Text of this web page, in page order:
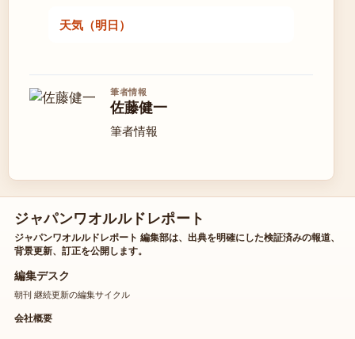
天気（明日）
筆者情報
佐藤健一
筆者情報
ジャパンワオルルドレポート
ジャパンワオルルドレポート 編集部は、出典を明確にした検証済みの報道、
背景更新、訂正を公開します。
編集デスク
朝刊 継続更新の編集サイクル
会社概要